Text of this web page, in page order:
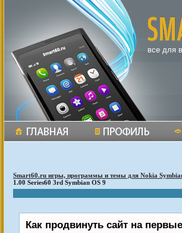
все для
Smart60.ru игры, программы и темы для Nokia
1.00 Series60 3rd Symbian OS 9
Как продвинуть сайт на